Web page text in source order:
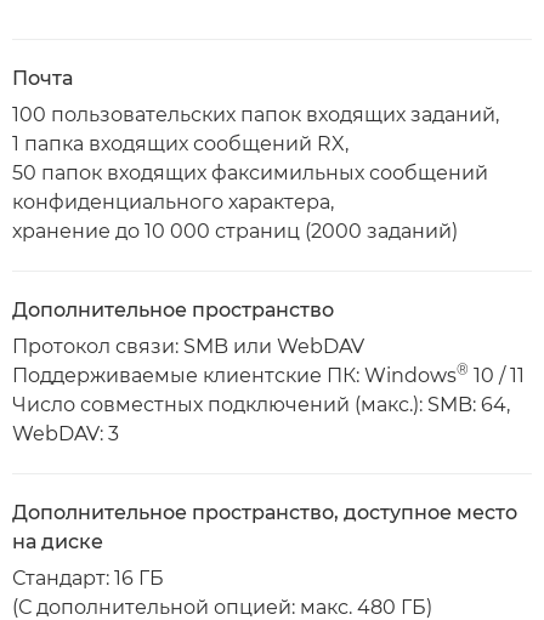
Почта
100 пользовательских папок входящих заданий,
1 папка входящих сообщений RX,
50 папок входящих факсимильных сообщений
конфиденциального характера,
хранение до 10 000 страниц (2000 заданий)
Дополнительное пространство
Протокол связи: SMB или WebDAV
Поддерживаемые клиентские ПК: Windows® 10 / 11
Число совместных подключений (макс.): SMB: 64,
WebDAV: 3
Дополнительное пространство, доступное место
на диске
Стандарт: 16 ГБ
(С дополнительной опцией: макс. 480 ГБ)